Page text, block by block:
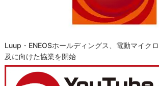
Luup・ENEOSホールディングス、電動マイク
及に向けた協業を開始